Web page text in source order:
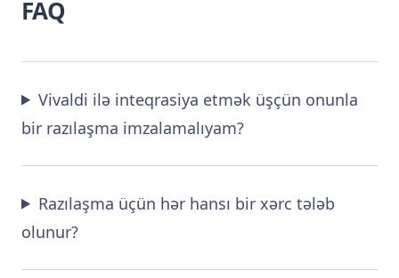
FAQ
Vivaldi ilə inteqrasiya etmək üşçün onunla
bir razılaşma imzalamalıyam?
Razılaşma üçün hər hansı bir xərc tələb
olunur?